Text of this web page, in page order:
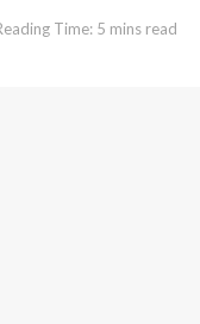
Time: 5 mins read